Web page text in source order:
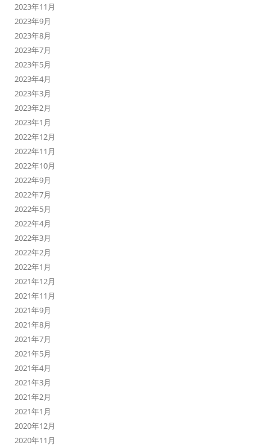
2023年11月
2023年9月
2023年8月
2023年7月
2023年5月
2023年4月
2023年3月
2023年2月
2023年1月
2022年12月
2022年11月
2022年10月
2022年9月
2022年7月
2022年5月
2022年4月
2022年3月
2022年2月
2022年1月
2021年12月
2021年11月
2021年9月
2021年8月
2021年7月
2021年5月
2021年4月
2021年3月
2021年2月
2021年1月
2020年12月
2020年11月